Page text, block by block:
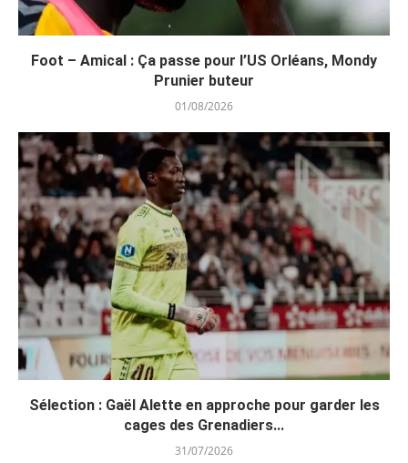
Foot – Amical : Ça passe pour l’US Orléans, Mondy
Prunier buteur
01/08/2026
Sélection : Gaël Alette en approche pour garder les
cages des Grenadiers...
31/07/2026